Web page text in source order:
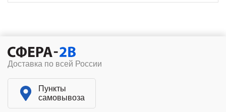
Доставка по всей России
Пункты
самовывоза